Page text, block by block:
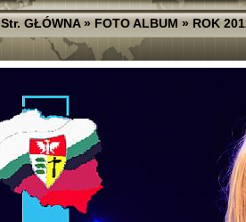
Str. GŁÓWNA»FOTO ALBUM»ROK